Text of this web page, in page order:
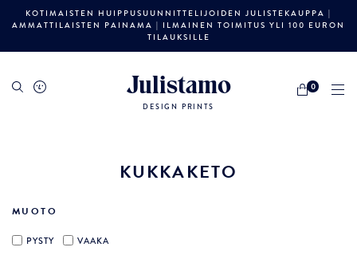
KOTIMAISTEN HUIPPUSUUNNITTELIJOIDEN JULISTEKAUPPA |
AMMATTILAISTEN PAINAMA | ILMAINEN TOIMITUS YLI 100 EURON
TILAUKSILLE
Julistamo
DESIGN PRINTS
0
KUKKAKETO
MUOTO
PYSTY VAAKA